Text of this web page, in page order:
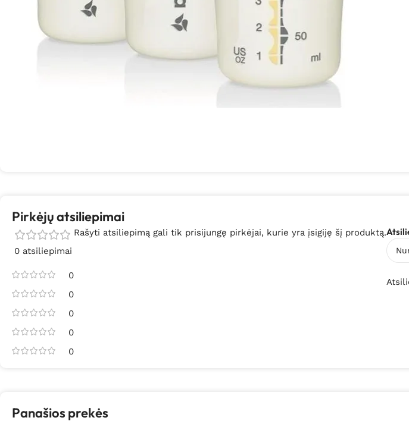
Pirkėjų atsiliepimai
0 atsiliepimai
0
0
0
0
0
Rašyti atsiliepimą gali tik prisijungę pirkėjai, kurie yra įsigiję šį produktą.
Panašios prekės